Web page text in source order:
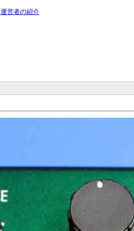
運営者の紹介